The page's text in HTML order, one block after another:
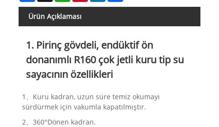
Ürün Açıklaması
1. Pirinç gövdeli, endüktif ön
donanımlı R160 çok jetli kuru tip su
sayacının özellikleri
1、Kuru kadran, uzun süre temiz okumayı
sürdürmek için vakumla kapatılmıştır.
2、360°Dönen kadran.